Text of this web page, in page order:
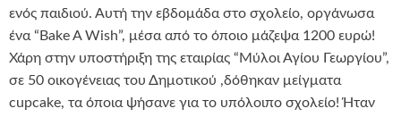
ενός παιδιού. Αυτή την εβδομάδα στο σχολείο, οργάνωσα
ένα “Bake A Wish”, μέσα από το όποιο μάζεψα 1200 ευρώ!
Χάρη στην υποστήριξη της εταιρίας “Μύλοι Αγίου Γεωργίου”,
σε 50 οικογένειας του Δημοτικού ,δόθηκαν μείγματα
cupcake, τα όποια ψήσανε για το υπόλοιπο σχολείο! Ήταν